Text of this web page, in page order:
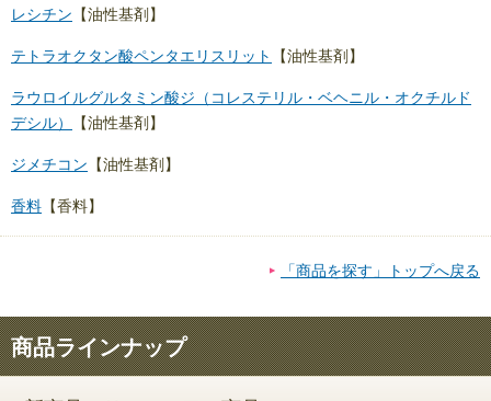
レシチン 【油性基剤】
テトラオクタン酸ペンタエリスリット 【油性基剤】
ラウロイルグルタミン酸ジ（コレステリル・ベヘニル・オクチルド
デシル）
【油性基剤】
ジメチコン 【油性基剤】
香料 【香料】
「商品を探す」トップへ戻る
商品ラインナップ